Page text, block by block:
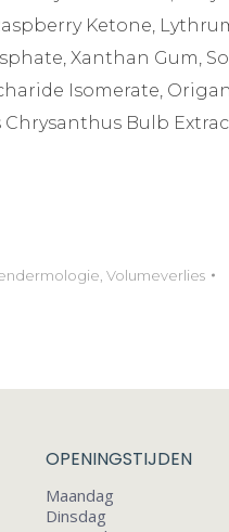
Ketone,
Xanthan Gum,
Isomerate,
Chrysanthus Bulb
Volumeverlies
OPENINGSTIJDEN
Maandag
Dinsdag